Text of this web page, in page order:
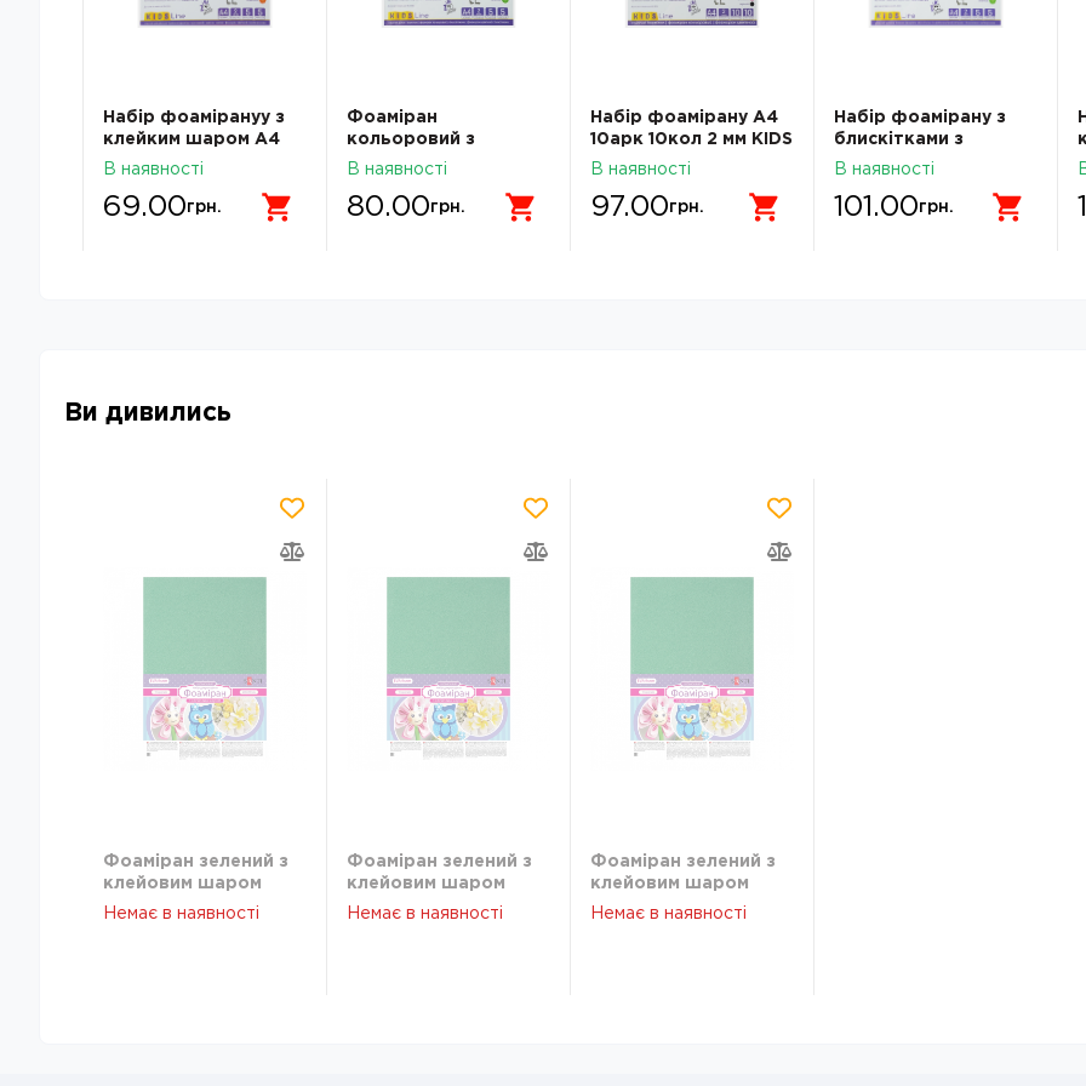
Набір фоамірануу з
клейким шаром А4
ZiBi KIDS Line 5
2мм ZB.1844
В наявності
69.00грн.
Фоаміран
кольоровий з
блискітками А4 5
Line 5л ZB.1840
В наявності
80.00грн.
Набір фоамірану А4
10арк 10кол 2 мм KIDS
Line ZB.1835
В наявності
97.00грн.
Набір фоамірану з
блискітками з
клейким шаром А4
аркушів-5 кольорів
В наявності
101.00грн.
Ви дивились
Фоаміран зелений з
клейовим шаром
Santi 2мм 10арк
Немає в наявності
Фоаміран зелений з
клейовим шаром
Santi 2мм 10арк
Немає в наявності
Фоаміран зелений з
клейовим шаром
Santi 2мм 10арк
Немає в наявності